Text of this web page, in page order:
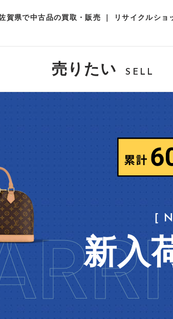
賀県で中古品の買取・販売 ｜ リサイクルショ
売りたい SELL
［
新入